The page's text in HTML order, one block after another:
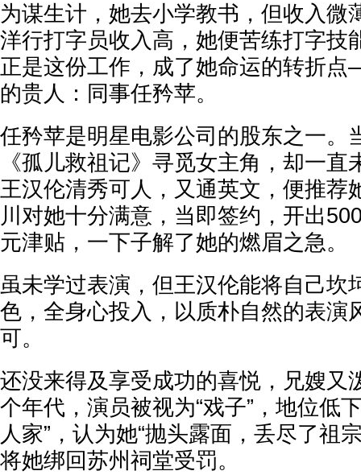
为谋生计，她去小学教书，但收入微
洋行打字员收入高，她便苦练打字技
正是这份工作，成了她命运的转折
的贵人：同事任矜苹。
任矜苹是明星电影公司的股东之一。
《孤儿救祖记》寻觅女主角，却一
王汉伦清秀可人，又通英文，便推荐
川对她十分满意，当即签约，开出
元津贴，一下子解了她的燃眉之急。
虽未学过表演，但王汉伦能将自己坎
色，全身心投入，以质朴自然的表演
可。
还没来得及享受成功的喜悦，兄嫂又
个年代，演员被视为“戏子”，地位低
人家”，认为她“抛头露面，丢尽了祖
将她绑回苏州祠堂受罚。